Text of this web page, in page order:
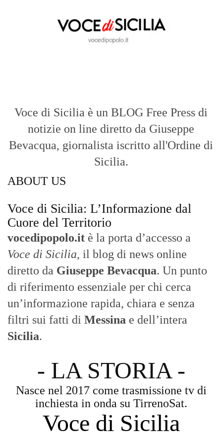
Voce di Sicilia è un BLOG Free Press di
notizie on line diretto da Giuseppe
Bevacqua, giornalista iscritto all'Ordine di
Sicilia.
ABOUT US
Voce di Sicilia: L’Informazione dal
Cuore del Territorio
vocedipopolo.it è la porta d’accesso a
Voce di Sicilia, il blog di news online
diretto da Giuseppe Bevacqua. Un punto
di riferimento essenziale per chi cerca
un’informazione rapida, chiara e senza
filtri sui fatti di Messina e dell’intera
Sicilia.
- LA STORIA -
Nasce nel 2017 come trasmissione tv di
inchiesta in onda su TirrenoSat.
Voce di Sicilia